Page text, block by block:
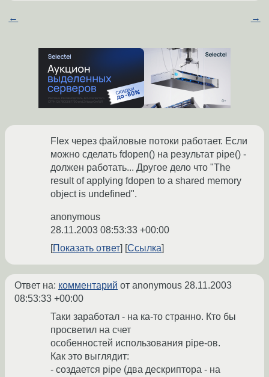
← →
Flex через файловые потоки работает. Если
можно сделать fdopen() на результат pipe() -
должен работать... Другое дело что "The
result of applying fdopen to a shared memory
object is undefined".
anonymous
28.11.2003 08:53:33 +00:00
Показать ответ
Ссылка
Ответ на: комментарий от anonymous 28.11.2003
08:53:33 +00:00
Таки заработал - на ка-то странно. Кто бы
просветил на счет
особенностей использования pipe-ов.
Как это выглядит:
- создается pipe (два дескриптора - на